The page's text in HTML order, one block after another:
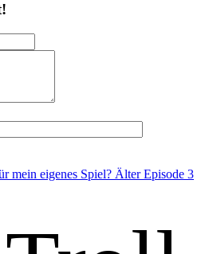
mein eigenes Spiel? Älter Episode 3